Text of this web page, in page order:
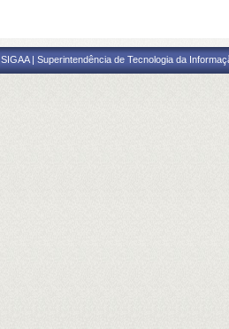
SIGAA | Superintendência de Tecnologia da